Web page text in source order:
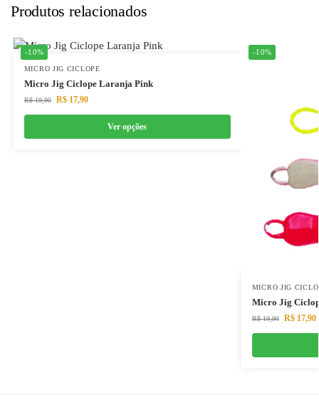
Produtos relacionados
-10%
MICRO JIG CICLOPE
Micro Jig Ciclope Laranja Pink
R$19,90 R$17,90
Ver opções
-10%
MICRO JIG
Micro Jig
R$19,90 R$17,90